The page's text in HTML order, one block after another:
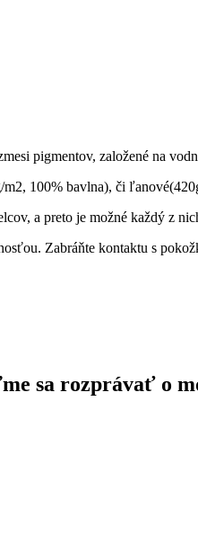
pigmentov, založené na
100% bavlna), či
a preto je možné každý z
Zabráňte kontaktu s
sa rozprávať